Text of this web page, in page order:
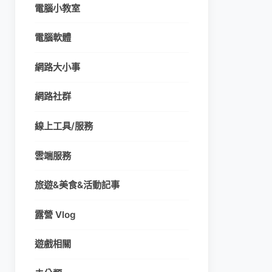
電腦小教室
電腦軟體
網路大小事
網路社群
線上工具/服務
雲端服務
旅遊&美食&活動記事
露營 Vlog
遊戲相關